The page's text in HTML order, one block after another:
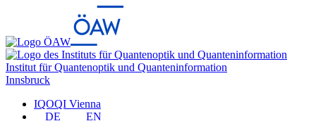
Institut für Quantenoptik und Quanteninformation
Innsbruck
IQOQI Vienna
DE
EN